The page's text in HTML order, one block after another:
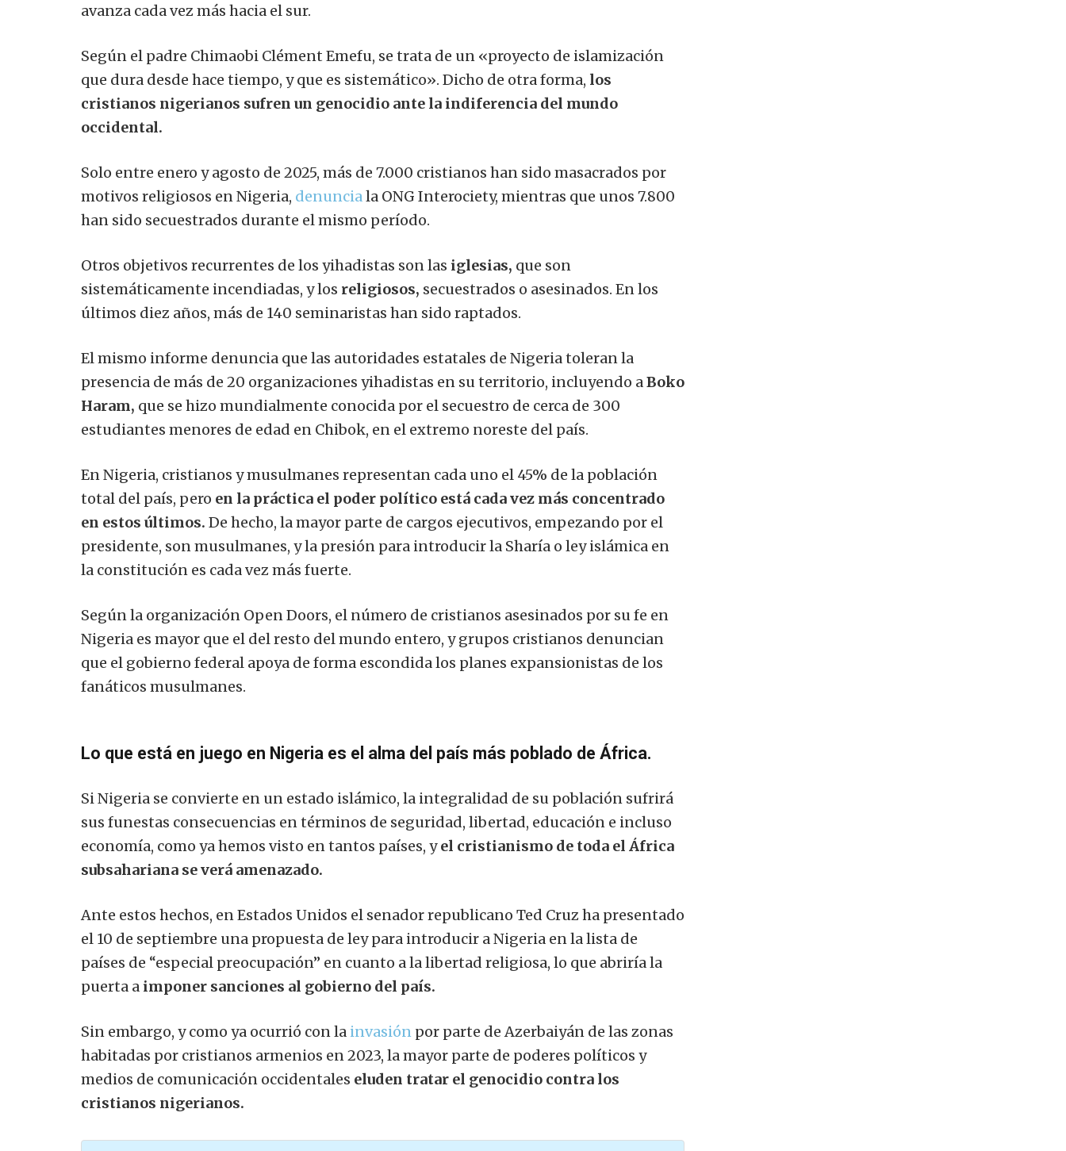
avanza cada vez más hacia el sur.
Según el padre Chimaobi Clément Emefu, se trata de un «proyecto de islamización
que dura desde hace tiempo, y que es sistemático». Dicho de otra forma, los
cristianos nigerianos sufren un genocidio ante la indiferencia del mundo
occidental.
Solo entre enero y agosto de 2025, más de 7.000 cristianos han sido masacrados por
motivos religiosos en Nigeria, denunciala ONG Interociety, mientras que unos 7.800
han sido secuestrados durante el mismo período.
Otros objetivos recurrentes de los yihadistas son las iglesias, que son
sistemáticamente incendiadas, y los religiosos, secuestrados o asesinados. En los
últimos diez años, más de 140 seminaristas han sido raptados.
El mismo informe denuncia que las autoridades estatales de Nigeria toleran la
presencia de más de 20 organizaciones yihadistas en su territorio, incluyendo aBoko
Haram, que se hizo mundialmente conocida por el secuestro de cerca de 300
estudiantes menores de edad en Chibok, en el extremo noreste del país.
En Nigeria, cristianos y musulmanes representan cada uno el 45% de la población
total del país, pero en la práctica el poder político está cada vez más concentrado
en estos últimos. De hecho, la mayor parte de cargos ejecutivos, empezando por el
presidente, son musulmanes, y la presión para introducir la Sharía o ley islámica en
la constitución es cada vez más fuerte.
Según la organización Open Doors, el número de cristianos asesinados por su fe en
Nigeria es mayor que el del resto del mundo entero, y grupos cristianos denuncian
que el gobierno federal apoya de forma escondida los planes expansionistas de los
fanáticos musulmanes.
Lo que está en juego en Nigeria es el alma del país más poblado de África.
Si Nigeria se convierte en un estado islámico, la integralidad de su población sufrirá
sus funestas consecuencias en términos de seguridad, libertad, educación e incluso
economía, como ya hemos visto en tantos países, y el cristianismo de toda el África
subsahariana se verá amenazado.
Ante estos hechos, en Estados Unidos el senador republicano Ted Cruz ha presentado
el 10 de septiembre una propuesta de ley para introducir a Nigeria en la lista de
países de “especial preocupación” en cuanto a la libertad religiosa, lo que abriría la
puerta a imponer sanciones al gobierno del país.
Sin embargo, y como ya ocurrió con la invasión por parte de Azerbaiyán de las zonas
habitadas por cristianos armenios en 2023, la mayor parte de poderes políticos y
medios de comunicación occidentales eluden tratar el genocidio contra los
cristianos nigerianos.